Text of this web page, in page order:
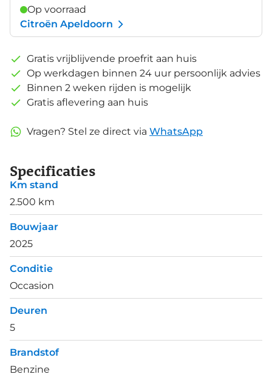
Op voorraad
Citroën Apeldoorn
Gratis vrijblijvende proefrit aan huis
Op werkdagen binnen 24 uur persoonlijk advies
Binnen 2 weken rijden is mogelijk
Gratis aflevering aan huis
Vragen? Stel ze direct via WhatsApp
Specificaties
Km stand
2.500 km
Bouwjaar
2025
Conditie
Occasion
Deuren
5
Brandstof
Benzine